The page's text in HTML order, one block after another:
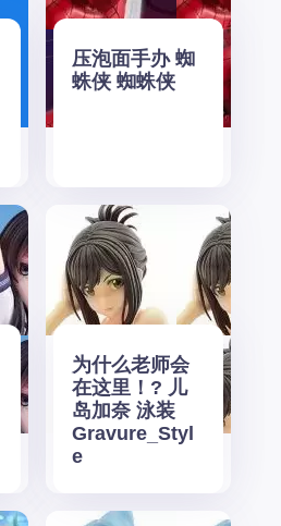
压泡面手办 蜘
蛛侠 蜘蛛侠
为什么老师会
在这里！? 儿
岛加奈 泳装
Gravure_Styl
e